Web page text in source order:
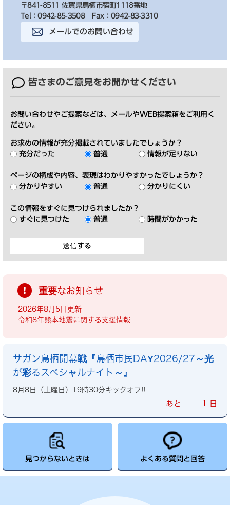
〒841-8511 佐賀県鳥栖市宿町1118番地
Tel：0942-85-3508
Fax：0942-83-3310
メールでのお問い合わせ
皆さまのご意見をお聞かせください
お問い合わせやご提案などは、メールやWEB提案箱をご利用く
ださい。
お求めの情報が充分掲載されていましたでしょうか？
充分だった
普通 情報が足りない
ページの構成や内容、表現はわかりやすかったでしょうか？
分かりやすい
普通 分かりにくい
この情報をすぐに見つけられましたか？
すぐに見つけた
普通 時間がかかった
重要なお知らせ
2026年8月5日更新
令和8年熊本地震に関する支援情報
サガン鳥栖開幕戦『鳥栖市民DAY2026/27～光
が彩るスペシャルナイト～』
8月8日（土曜日）19時30分キックオフ!!
あと 1 日
見つからないときは よくある質問と回答